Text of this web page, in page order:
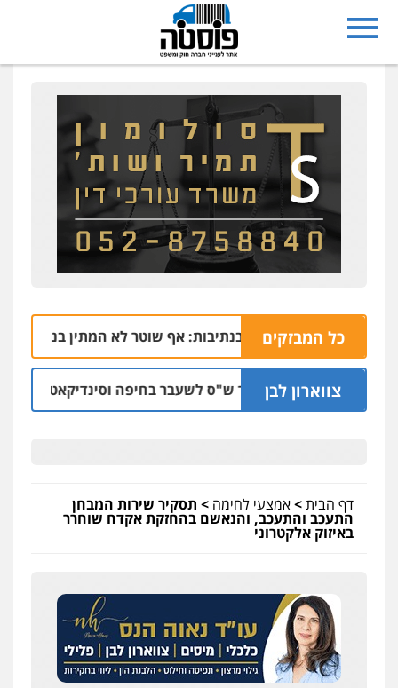
כל המבזקים
הרצח בנתיבות: אף שוטר לא המתין בנתב"ג לזכריה
צווארון לבן
כתב אישום: יו"ר ש"ס לשעבר בחיפה וסינדיקאט ההלוואות
דף הבית>אמצעי לחימה > תסקיר שירות המבחן
התעכב והתעכב, והנאשם בהחזקת אקדח שוחרר
באיזוק אלקטרוני